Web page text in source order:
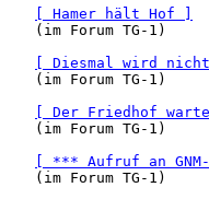
[ Hamer hält Hof ]
   (im Forum TG-1)
[ Diesmal wird
   (im Forum TG-1)
[ Der Friedhof
   (im Forum TG-1)
[ *** Aufruf an
   (im Forum TG-1)